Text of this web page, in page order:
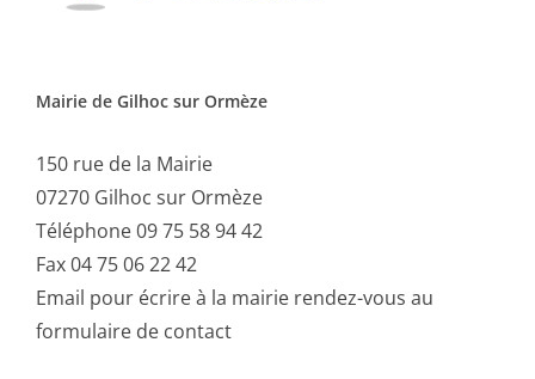
Mairie de Gilhoc sur Ormèze
150 rue de la Mairie
07270 Gilhoc sur Ormèze
Téléphone 09 75 58 94 42
Fax 04 75 06 22 42
Email pour écrire à la mairie rendez-vous au
formulaire de contact